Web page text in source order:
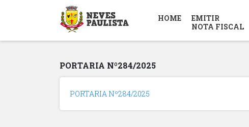
HOME
EMITIR
NOTA FISCAL
PORTARIA Nº284/2025
PORTARIA Nº284/2025